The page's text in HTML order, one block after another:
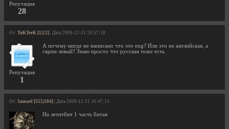
Репутация
28
От: TuKTeeK [1|22] | Дата 2009-12-31 19:57:18
Репутация
1
А почему нигде не написано что это eng? Или это не английская, а
скрин левый? Знаю просто что русская тоже есть.
От: Samael [555|104] | Дата 2009-12-31 16:47:13
На летитбит 1 часть битая